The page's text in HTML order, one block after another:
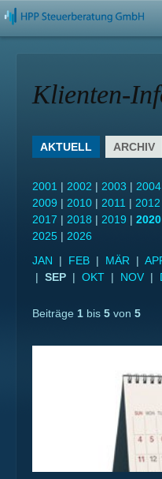
Klienten-
AKTUELL ARCHIV
2001 | 2002 | 2003 | 2004
2009 | 2010 | 2011 | 2012
2017 | 2018 | 2019 | 2020
2025 | 2026
JAN | FEB | MÄR |
| SEP | OKT | NOV |
Beiträge 1 bis 5 von 5